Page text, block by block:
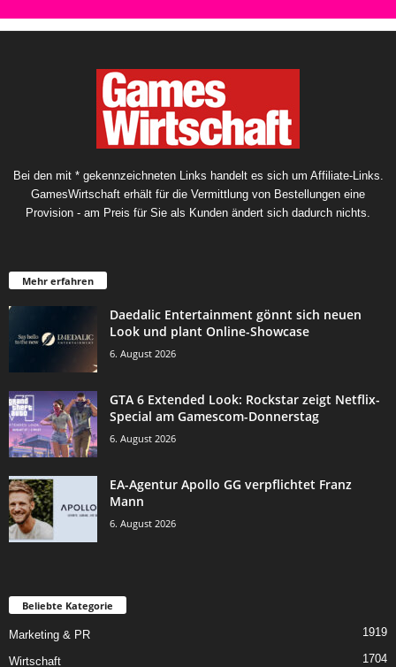
Bei den mit * gekennzeichneten Links handelt es sich um Affiliate-Links.
GamesWirtschaft erhält für die Vermittlung von Bestellungen eine
Provision - am Preis für Sie als Kunden ändert sich dadurch nichts.
Mehr erfahren
Daedalic Entertainment gönnt sich neuen
Look und plant Online-Showcase
6. August 2026
GTA 6 Extended Look: Rockstar zeigt Netflix-
Special am Gamescom-Donnerstag
6. August 2026
EA-Agentur Apollo GG verpflichtet Franz
Mann
6. August 2026
Beliebte Kategorie
Marketing & PR 1919
Wirtschaft 1704